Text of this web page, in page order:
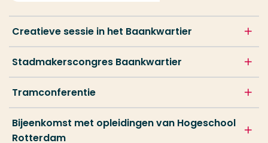
Creatieve sessie in het Baankwartier
Stadmakerscongres Baankwartier
Tramconferentie
Bijeenkomst met opleidingen van Hogeschool
Rotterdam